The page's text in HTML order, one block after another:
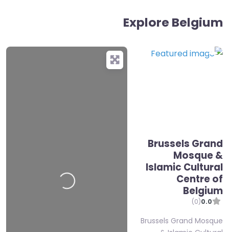
Explore Belgium
Brussels Grand
Mosque &
Islamic Cultural
Centre of
Belgium
0.0
(0)
Brussels Grand Mosque
…